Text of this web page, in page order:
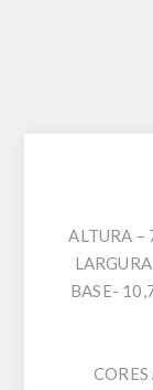
ALTURA –
BASE-